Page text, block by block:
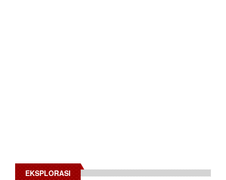
EKSPLORASI